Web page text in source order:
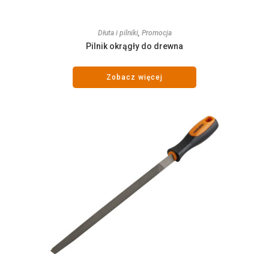
Dłuta i pilniki, Promocja
Pilnik okrągły do drewna
Zobacz więcej